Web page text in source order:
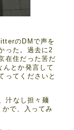
のDMで声を
った。過去に2
在住だった筈だ
んとか発言して
ってくださいと
汁なし担々麺
で、入ってみ